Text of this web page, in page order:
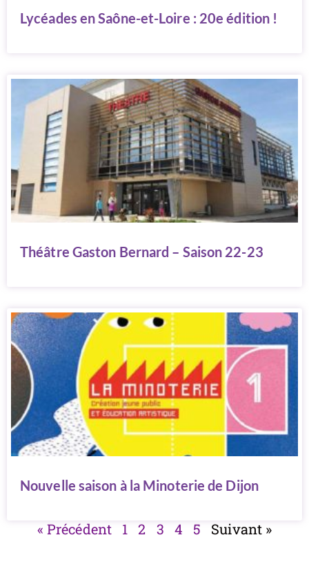
Lycéades en Saône-et-Loire : 20e édition !
Théâtre Gaston Bernard – Saison 22-23
Nouvelle saison à la Minoterie de Dijon
« Précédent 1 2 3 4 5 Suivant »